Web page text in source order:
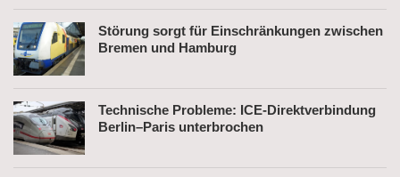
Störung sorgt für Einschränkungen zwischen
Bremen und Hamburg
Technische Probleme: ICE-Direktverbindung
Berlin–Paris unterbrochen